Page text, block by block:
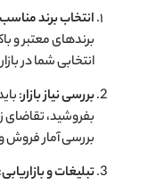
انتخاب برند مناسب
برندهای معتبر و
انتخابی شما در
بررسی نیاز بازار:
بفروشید، تقاضای
بررسی آمار فروش و
تبلیغات و بازاریابی